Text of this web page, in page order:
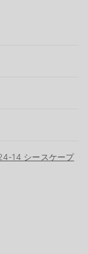
14 シースケープ